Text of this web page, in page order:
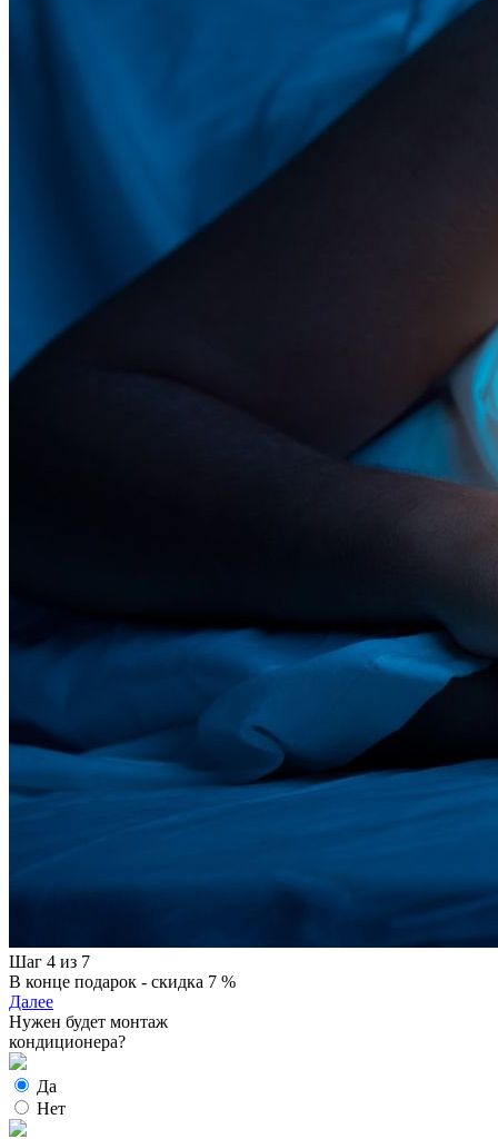
Шаг 4 из 7
В конце подарок - скидка 7 %
Далее
Нужен будет монтаж
кондиционера?
Да
Нет